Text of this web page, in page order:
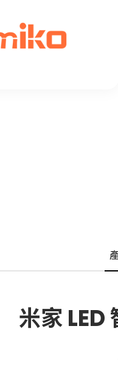
米家 LED